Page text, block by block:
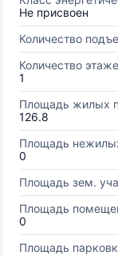
Не присвоен
Количество
Количество
1
Площадь жилых
126.8
Площадь
0
Площадь зем.
Площадь
0
Площадь